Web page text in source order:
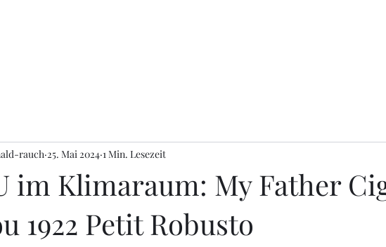
im Klimaraum: My Father
1922 Petit Robusto
rauch 25. Mai 2024 1 Min. Lesezeit